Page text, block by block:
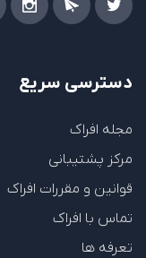
دسترسی سریع
مجله افراک
مرکز پشتیبانی
قوانین و مقررات افراک
تماس با افراک
تعرفه ها